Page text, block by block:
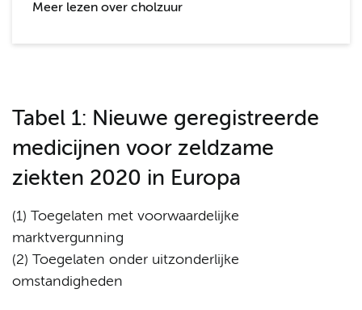
Meer lezen over cholzuur
Tabel 1: Nieuwe geregistreerde
medicijnen voor zeldzame
ziekten 2020 in Europa
(1) Toegelaten met voorwaardelijke
marktvergunning
(2) Toegelaten onder uitzonderlijke
omstandigheden